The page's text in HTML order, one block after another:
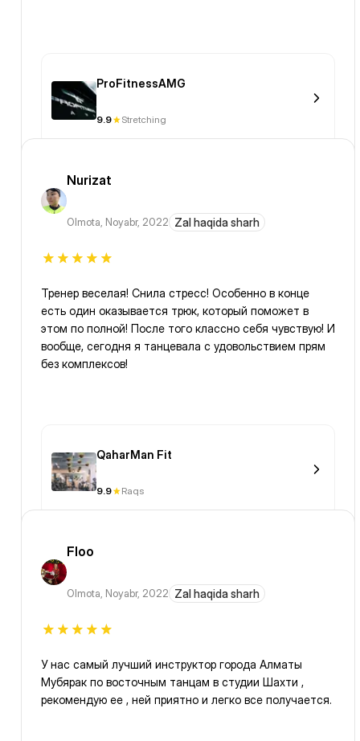
ProFitnessAMG
9.9 Stretching
Nurizat
Olmota, Noyabr, 2022 Zal haqida sharh
Тренер веселая! Снила стресс! Особенно в конце
есть один оказывается трюк, который поможет в
этом по полной! После того классно себя чувствую! И
вообще, сегодня я танцевала с удовольствием прям
без комплексов!
QaharMan Fit
9.9 Raqs
Floo
Olmota, Noyabr, 2022 Zal haqida sharh
У нас самый лучший инструктор города Алматы
Мубярак по восточным танцам в студии Шахти ,
рекомендую ее , ней приятно и легко все получается.